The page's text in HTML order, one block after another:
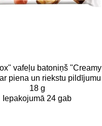
vafeļu batoniņš "Creamy
piena un riekstu pildījumu
18 g
Iepakojumā 24 gab